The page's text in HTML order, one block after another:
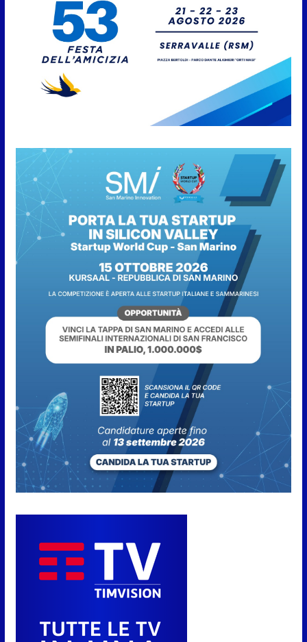
5 Agosto 2026
San Marino. Il 6 agosto è ancora
Giovedì in Centro. Il Centro
storico torna protagonista di
sera tra shopping, cultura e
5 Agosto 2026